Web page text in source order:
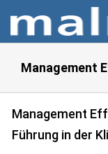
Inhalt
springen
Management
Management
Führung in der